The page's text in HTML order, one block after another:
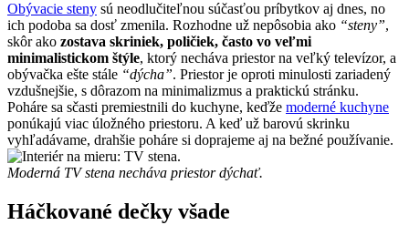
Obývacie steny sú neodlučiteľnou súčasťou príbytkov aj dnes, no
ich podoba sa dosť zmenila. Rozhodne už nepôsobia ako “steny”,
skôr ako zostava skriniek, poličiek, často vo veľmi
minimalistickom štýle, ktorý necháva priestor na veľký televízor, a
obývačka ešte stále “dýcha”. Priestor je oproti minulosti zariadený
vzdušnejšie, s dôrazom na minimalizmus a praktickú stránku.
Poháre sa sčasti premiestnili do kuchyne, keďže moderné kuchyne
ponúkajú viac úložného priestoru. A keď už barovú skrinku
vyhľadávame, drahšie poháre si doprajeme aj na bežné používanie.
Moderná TV stena necháva priestor dýchať.
Háčkované dečky všade